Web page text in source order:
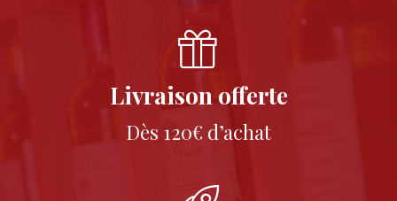
Livraison offerte
Dès 120€ d’achat